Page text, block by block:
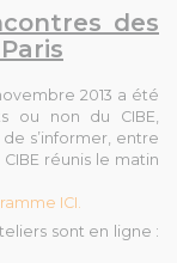
des
2013 a été
ou non du CIBE,
s’informer, entre
réunis le matin
ICI.
sont en ligne :